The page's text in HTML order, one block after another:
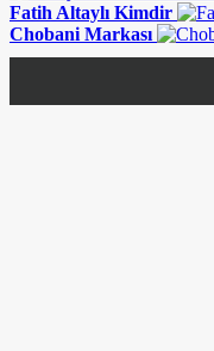
Fatih Altaylı Kimdir
Chobani Markası